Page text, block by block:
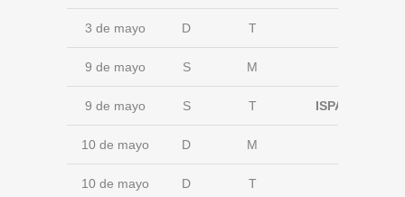
3 de mayo D T
9 de mayo S M
9 de mayo S T ISPASTER
10 de mayo D M
10 de mayo D T